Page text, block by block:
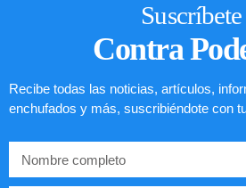
Lotería de visa de
Suscríbete
Contra
Recibe todas las noticias, artículos,
enchufados y más, suscribiéndote con